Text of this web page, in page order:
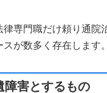
律専門職だけ頼り通
が数多く存在します。
障害とするもの